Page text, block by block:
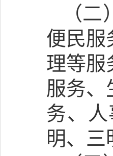
（
便民服
理等服
服务、
务、
明、三